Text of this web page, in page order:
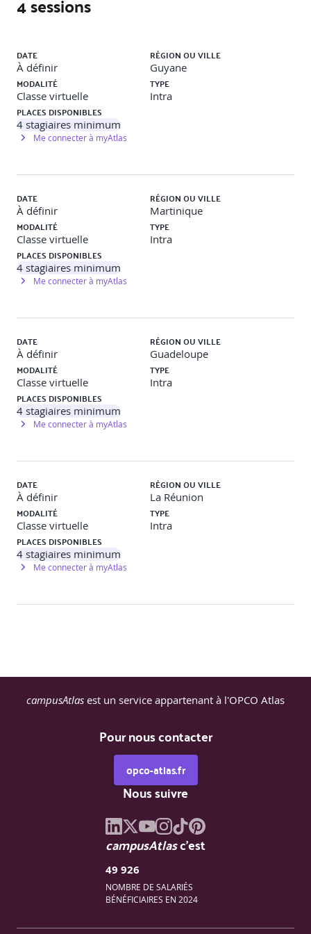
Tout atelier ou mise en situation se conclu par un apport
technique et une liste d'actions et d'idées issues du travail
du groupe et de l'apport du formateur
DATE
À définir
RÉGION OU VILLE
Guyane
MODALITÉ
Classe virtuelle
TYPE
Intra
PLACES DISPONIBLES
4 stagiaires minimum
Me connecter à myAtlas
DATE
À définir
RÉGION OU VILLE
Martinique
MODALITÉ
Classe virtuelle
TYPE
Intra
PLACES DISPONIBLES
4 stagiaires minimum
Me connecter à myAtlas
DATE
À définir
RÉGION OU VILLE
Guadeloupe
MODALITÉ
Classe virtuelle
TYPE
Intra
PLACES DISPONIBLES
4 stagiaires minimum
Me connecter à myAtlas
DATE
À définir
RÉGION OU VILLE
La Réunion
MODALITÉ
Classe virtuelle
TYPE
Intra
PLACES DISPONIBLES
4 stagiaires minimum
Me connecter à myAtlas
campusAtlas est un service appartenant à l'OPCO Atlas
Pour nous contacter
opco-atlas.fr
Nous suivre
campusAtlasc'est
49 926
NOMBRE DE SALARIÉS
BÉNÉFICIAIRES EN 2024